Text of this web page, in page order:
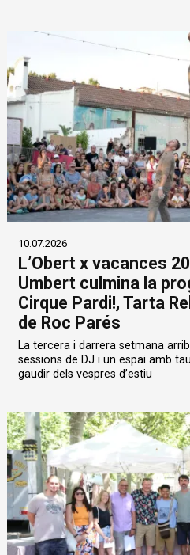
10.07.2026
L’Obert x vacances
Umbert culmina la
Cirque Pardi!, Tarta
de Roc Parés
La tercera i darrera setmana
sessions de DJ i un espai amb
gaudir dels vespres d’estiu